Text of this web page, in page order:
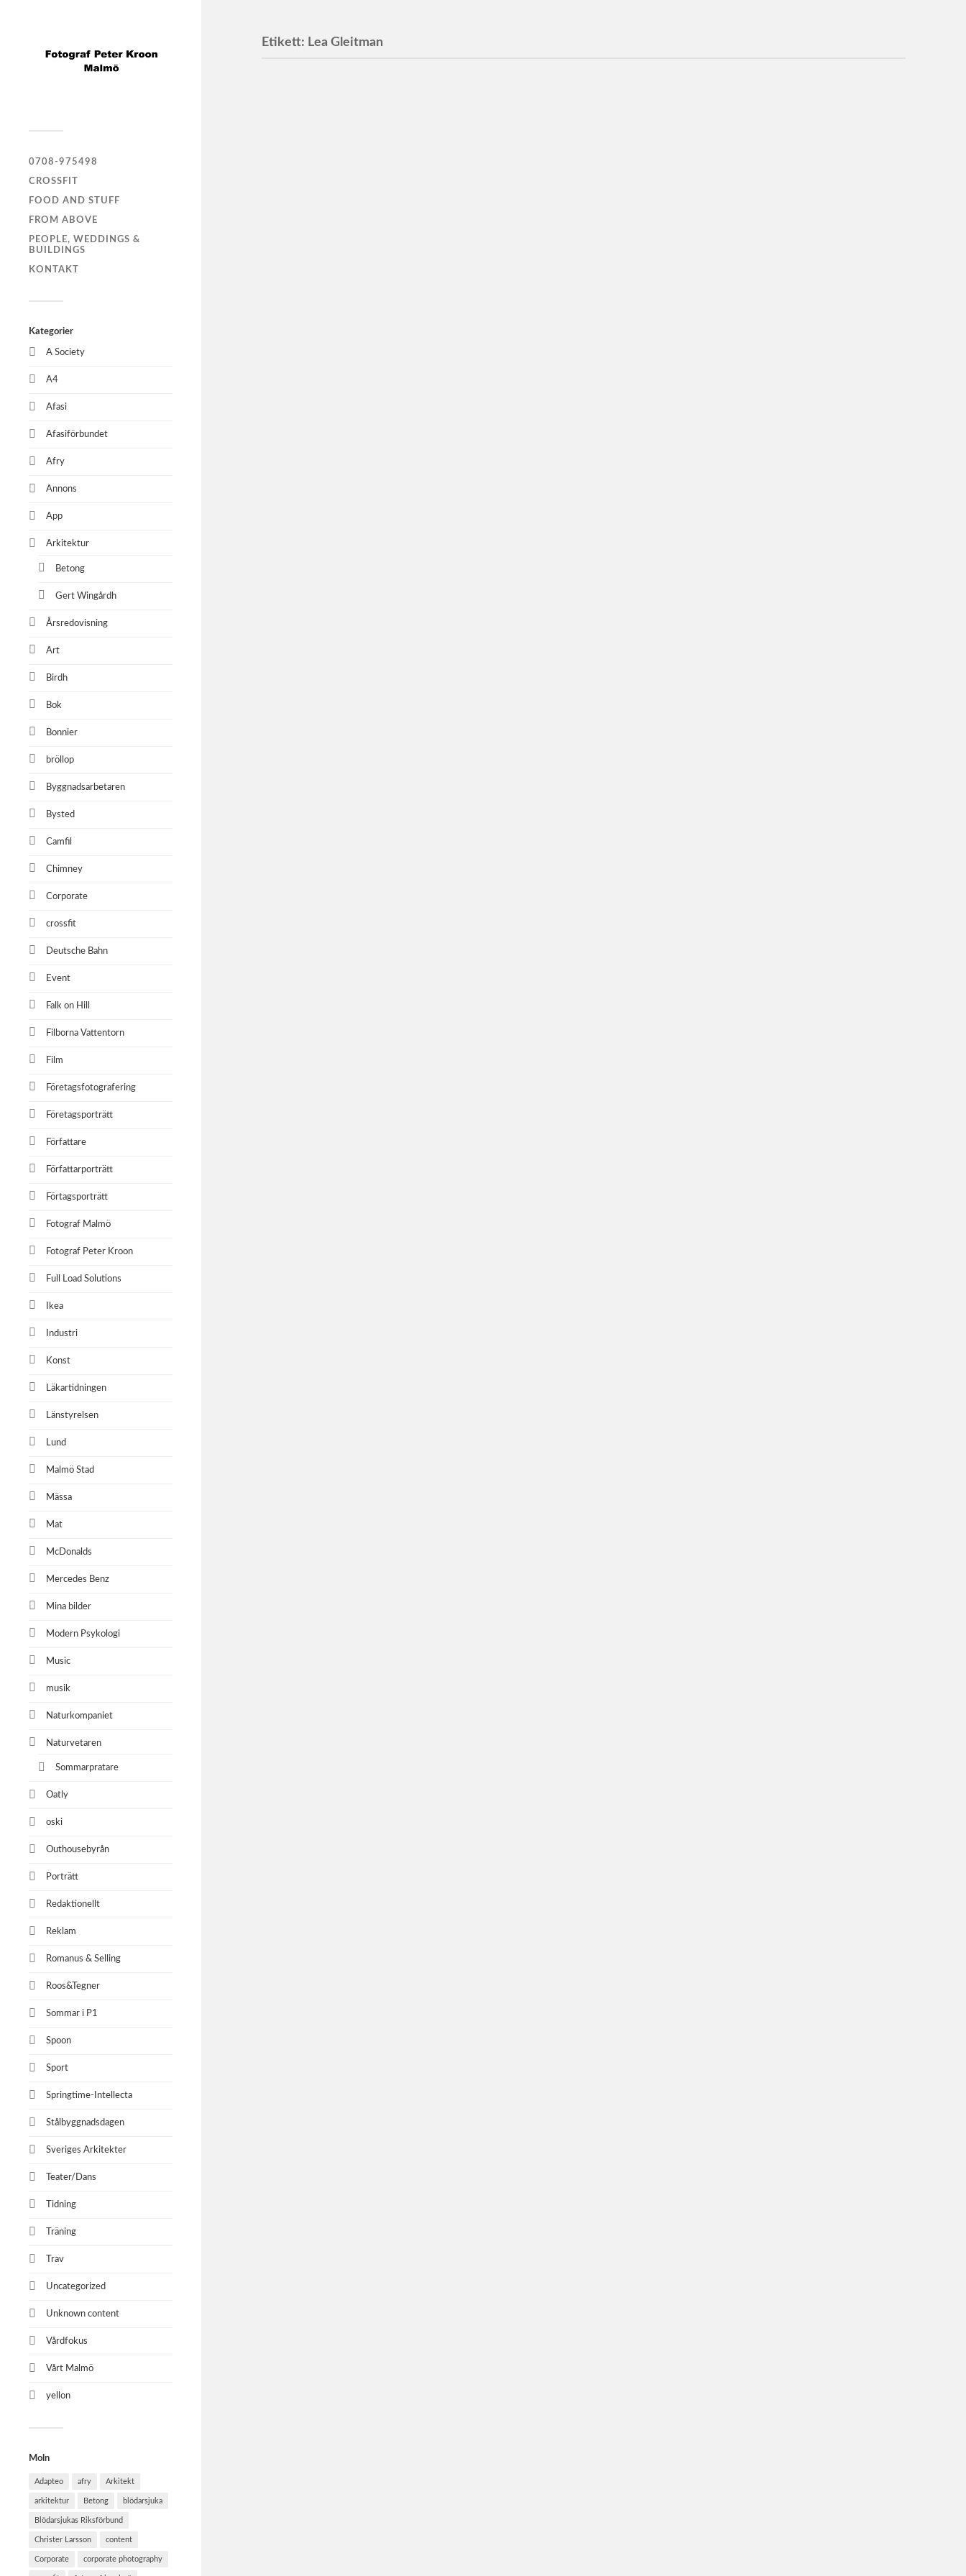
0708-975498
CROSSFIT
FOOD AND STUFF
FROM ABOVE
PEOPLE, WEDDINGS &
BUILDINGS
KONTAKT
Kategorier
A Society
A4
Afasi
Afasiförbundet
Afry
Annons
App
Arkitektur
Betong
Gert Wingårdh
Årsredovisning
Art
Birdh
Bok
Bonnier
bröllop
Byggnadsarbetaren
Bysted
Camfil
Chimney
Corporate
crossfit
Deutsche Bahn
Event
Falk on Hill
Filborna Vattentorn
Film
Företagsfotografering
Företagsporträtt
Författare
Författarporträtt
Förtagsporträtt
Fotograf Malmö
Fotograf Peter Kroon
Full Load Solutions
Ikea
Industri
Konst
Läkartidningen
Länstyrelsen
Lund
Malmö Stad
Mässa
Mat
McDonalds
Mercedes Benz
Mina bilder
Modern Psykologi
Music
musik
Naturkompaniet
Naturvetaren
Sommarpratare
Oatly
oski
Outhousebyrån
Porträtt
Redaktionellt
Reklam
Romanus & Selling
Roos&Tegner
Sommar i P1
Spoon
Sport
Springtime-Intellecta
Stålbyggnadsdagen
Sveriges Arkitekter
Teater/Dans
Tidning
Träning
Trav
Uncategorized
Unknown content
Vårdfokus
Vårt Malmö
yellon
Moln
Adapteo afry Arkitekt
arkitektur Betong blödarsjuka
Blödarsjukas Riksförbund
Christer Larsson content
Corporate corporate photography
Etikett: Lea Gleitman